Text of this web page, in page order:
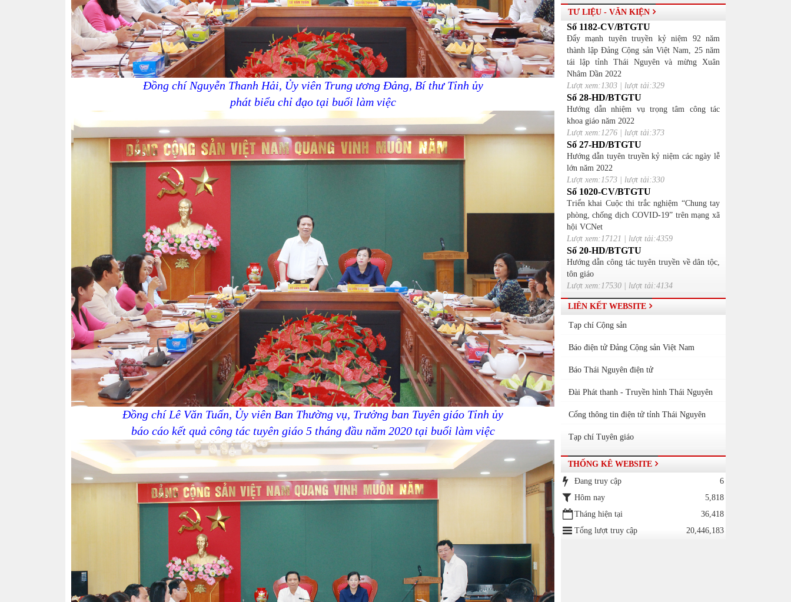
Đồng chí Nguyễn Thanh Hải, Ủy viên Trung ương Đảng, Bí thư Tỉnh ủy
phát biểu chỉ đạo tại buổi làm việc
Đồng chí Lê Văn Tuấn, Ủy viên Ban Thường vụ, Trưởng ban Tuyên giáo Tỉnh ủy
báo cáo kết quả công tác tuyên giáo 5 tháng đầu năm 2020 tại buổi làm việc
TƯ LIỆU - VĂN KIỆN
Số 1182-CV/BTGTU
Đẩy mạnh tuyên truyền kỷ niệm 92 năm
thành lập Đảng Cộng sản Việt Nam, 25 năm
tái lập tỉnh Thái Nguyên và mừng Xuân
Nhâm Dần 2022
Lượt xem:1303 | lượt tải:329
Số 28-HD/BTGTU
Hướng dẫn nhiệm vụ trọng tâm công tác
khoa giáo năm 2022
Lượt xem:1276 | lượt tải:373
Số 27-HD/BTGTU
Hướng dẫn tuyên truyền kỷ niệm các ngày lễ
lớn năm 2022
Lượt xem:1573 | lượt tải:330
Số 1020-CV/BTGTU
Triển khai Cuộc thi trắc nghiệm “Chung tay
phòng, chống dịch COVID-19” trên mạng xã
hội VCNet
Lượt xem:17121 | lượt tải:4359
Số 20-HD/BTGTU
Hướng dẫn công tác tuyên truyền về dân tộc,
tôn giáo
Lượt xem:17530 | lượt tải:4134
LIÊN KẾT WEBSITE
Tạp chí Cộng sản
Báo điện tử Đảng Cộng sản Việt Nam
Báo Thái Nguyên điện tử
Đài Phát thanh - Truyền hình Thái Nguyên
Cổng thông tin điện tử tỉnh Thái Nguyên
Tạp chí Tuyên giáo
THỐNG KÊ WEBSITE
Đang truy cập
6
Hôm nay
5,818
Tháng hiện tại
36,418
Tổng lượt truy cập
20,446,183